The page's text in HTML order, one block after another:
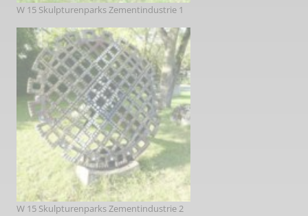
W 15 Skulpturenparks Zementindustrie 1
W 15 Skulpturenparks Zementindustrie 2